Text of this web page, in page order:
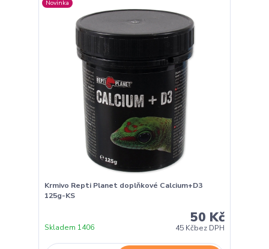
Novinka
Krmivo Repti Planet doplňkové Calcium+D3
125g-KS
50 Kč
45 Kčbez DPH
Skladem 1406